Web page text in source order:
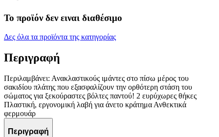
Το προϊόν δεν ειναι διαθέσιμο
Δες όλα τα προϊόντα της κατηγορίας
Περιγραφή
Περιλαμβάνει: Ανακλαστικούς ιμάντες στο πίσω μέρος του
σακιδίου πλάτης που εξασφαλίζουν την ορθότερη στάση του
σώματος για ξεκούραστες βόλτες παντού! 2 ευρύχωρες θήκες
Πλαστική, εργονομική λαβή για άνετο κράτημα Ανθεκτικά
φερμουάρ
Περιγραφή